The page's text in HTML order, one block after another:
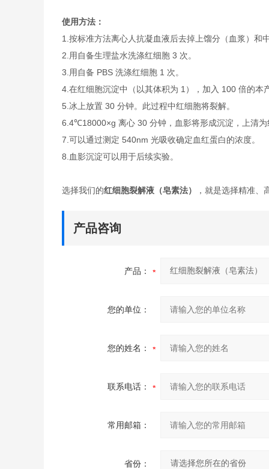
使用方法：
1.按标准方法离心人抗凝血液后去掉上馏分（血浆）和
2.用自备生理盐水洗涤红细胞 3 次。
3.用自备 PBS 洗涤红细胞 1 次。
4.在红细胞沉淀中（以其体积为 1），加入 100 倍的本
5.冰上放置 30 分钟。此过程中红细胞将裂解。
6.4℃18000×g 离心 30 分钟，血影将形成沉淀，上清
7.可以通过测定 540nm 光吸收确定血红蛋白的浓度。
8.血影沉淀可以用于后续实验。
选择我们的红细胞裂解液（皂素法） ，就是选择精准
产品咨询
产品：
您的单位：
您的姓名：
联系电话：
常用邮箱：
省份：